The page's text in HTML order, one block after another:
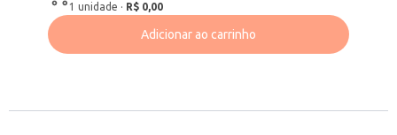
1 unidade · R$ 0,00
Adicionar ao carrinho